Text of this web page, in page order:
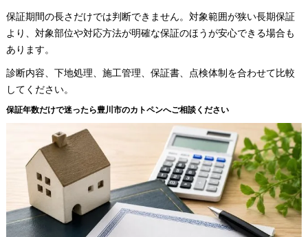
保証期間の長さだけでは判断できません。対象範囲が狭い長期保証
より、対象部位や対応方法が明確な保証のほうが安心できる場合も
あります。
診断内容、下地処理、施工管理、保証書、点検体制を合わせて比較
してください。
保証年数だけで迷ったら豊川市のカトペンへご相談ください